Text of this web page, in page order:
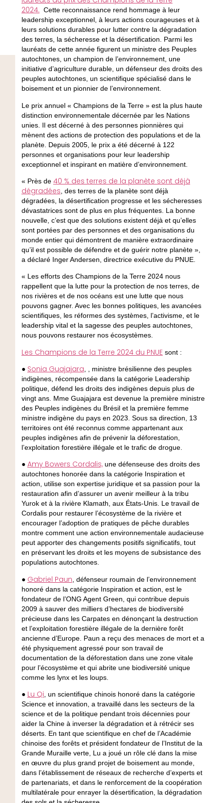
2024. Cette reconnaissance rend hommage à leur
leadership exceptionnel, à leurs actions courageuses et à
leurs solutions durables pour lutter contre la dégradation
des terres, la sécheresse et la désertification. Parmi les
lauréats de cette année figurent un ministre des Peuples
autochtones, un champion de l’environnement, une
initiative d’agriculture durable, un défenseur des droits des
peuples autochtones, un scientifique spécialisé dans le
boisement et un pionnier de l’environnement.
Le prix annuel « Champions de la Terre » est la plus haute
distinction environnementale décernée par les Nations
unies. Il est décerné à des personnes pionnières qui
mènent des actions de protection des populations et de la
planète. Depuis 2005, le prix a été décerné à 122
personnes et organisations pour leur leadership
exceptionnel et inspirant en matière d’environnement.
« Près de 40 % des terres de la planète sont déjà
dégradées , des terres de la planète sont déjà
dégradées, la désertification progresse et les sécheresses
dévastatrices sont de plus en plus fréquentes. La bonne
nouvelle, c’est que des solutions existent déjà et qu’elles
sont portées par des personnes et des organisations du
monde entier qui démontrent de manière extraordinaire
qu’il est possible de défendre et de guérir notre planète »,
a déclaré Inger Andersen, directrice exécutive du PNUE.
« Les efforts des Champions de la Terre 2024 nous
rappellent que la lutte pour la protection de nos terres, de
nos rivières et de nos océans est une lutte que nous
pouvons gagner. Avec les bonnes politiques, les avancées
scientifiques, les réformes des systèmes, l’activisme, et le
leadership vital et la sagesse des peuples autochtones,
nous pouvons restaurer nos écosystèmes.
Les Champions de la Terre 2024 du PNUEsont :
● Sonia Guajajara , , ministre brésilienne des peuples
indigènes, récompensée dans la catégorie Leadership
politique, défend les droits des indigènes depuis plus de
vingt ans. Mme Guajajara est devenue la première ministre
des Peuples indigènes du Brésil et la première femme
ministre indigène du pays en 2023. Sous sa direction, 13
territoires ont été reconnus comme appartenant aux
peuples indigènes afin de prévenir la déforestation,
l’exploitation forestière illégale et le trafic de drogue.
● Amy Bowers Cordalis,une défenseuse des droits des
autochtones honorée dans la catégorie Inspiration et
action, utilise son expertise juridique et sa passion pour la
restauration afin d’assurer un avenir meilleur à la tribu
Yurok et à la rivière Klamath, aux États-Unis. Le travail de
Cordalis pour restaurer l’écosystème de la rivière et
encourager l’adoption de pratiques de pêche durables
montre comment une action environnementale audacieuse
peut apporter des changements positifs significatifs, tout
en préservant les droits et les moyens de subsistance des
populations autochtones.
● Gabriel Paun , défenseur roumain de l’environnement
honoré dans la catégorie Inspiration et action, est le
fondateur de l’ONG Agent Green, qui contribue depuis
2009 à sauver des milliers d’hectares de biodiversité
précieuse dans les Carpates en dénonçant la destruction
et l’exploitation forestière illégale de la dernière forêt
ancienne d’Europe. Paun a reçu des menaces de mort et a
été physiquement agressé pour son travail de
documentation de la déforestation dans une zone vitale
pour l’écosystème et qui abrite une biodiversité unique
comme les lynx et les loups.
● Lu Qi, un scientifique chinois honoré dans la catégorie
Science et innovation, a travaillé dans les secteurs de la
science et de la politique pendant trois décennies pour
aider la Chine à inverser la dégradation et à rétrécir ses
déserts. En tant que scientifique en chef de l’Académie
chinoise des forêts et président fondateur de l’Institut de la
Grande Muraille verte, Lu a joué un rôle clé dans la mise
en œuvre du plus grand projet de boisement au monde,
dans l’établissement de réseaux de recherche d’experts et
de partenariats, et dans le renforcement de la coopération
multilatérale pour enrayer la désertification, la dégradation